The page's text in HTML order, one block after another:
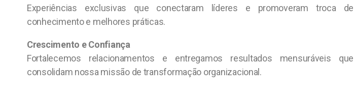
Experiências exclusivas que conectaram líderes e promoveram troca de
conhecimento e melhores práticas.
Crescimento e Confiança
Fortalecemos relacionamentos e entregamos resultados mensuráveis que
consolidam nossa missão de transformação organizacional.